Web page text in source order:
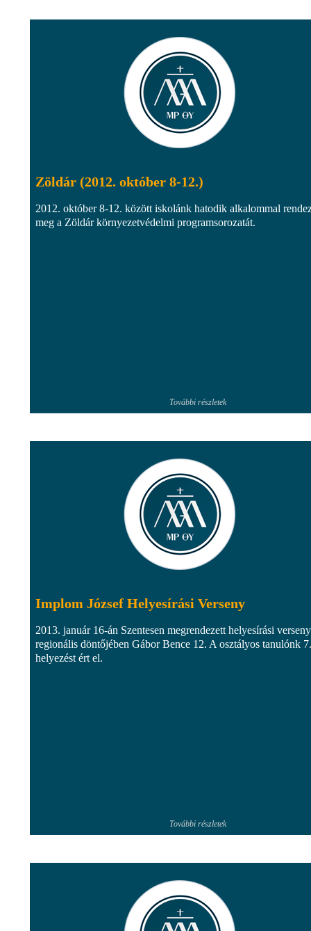
Zöldár (2012. október 8-12.)
2012. október 8-12. között iskolánk hatodik alkalommal
meg a Zöldár környezetvédelmi programsorozatát.
További részletek
Implom József Helyesírási Verseny
2013. január 16-án Szentesen megrendezett helyesírási verseny
regionális döntőjében Gábor Bence 12. A osztályos tanulónk 7.
helyezést ért el.
További részletek